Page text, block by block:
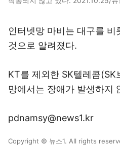
인터넷망 마비는 대구를
것으로 알려졌다.
KT를 제외한 SK텔레콤(SK
망에서는 장애가 발생하지
pdnamsy@news1.kr
Copyright © 뉴스1. All rights